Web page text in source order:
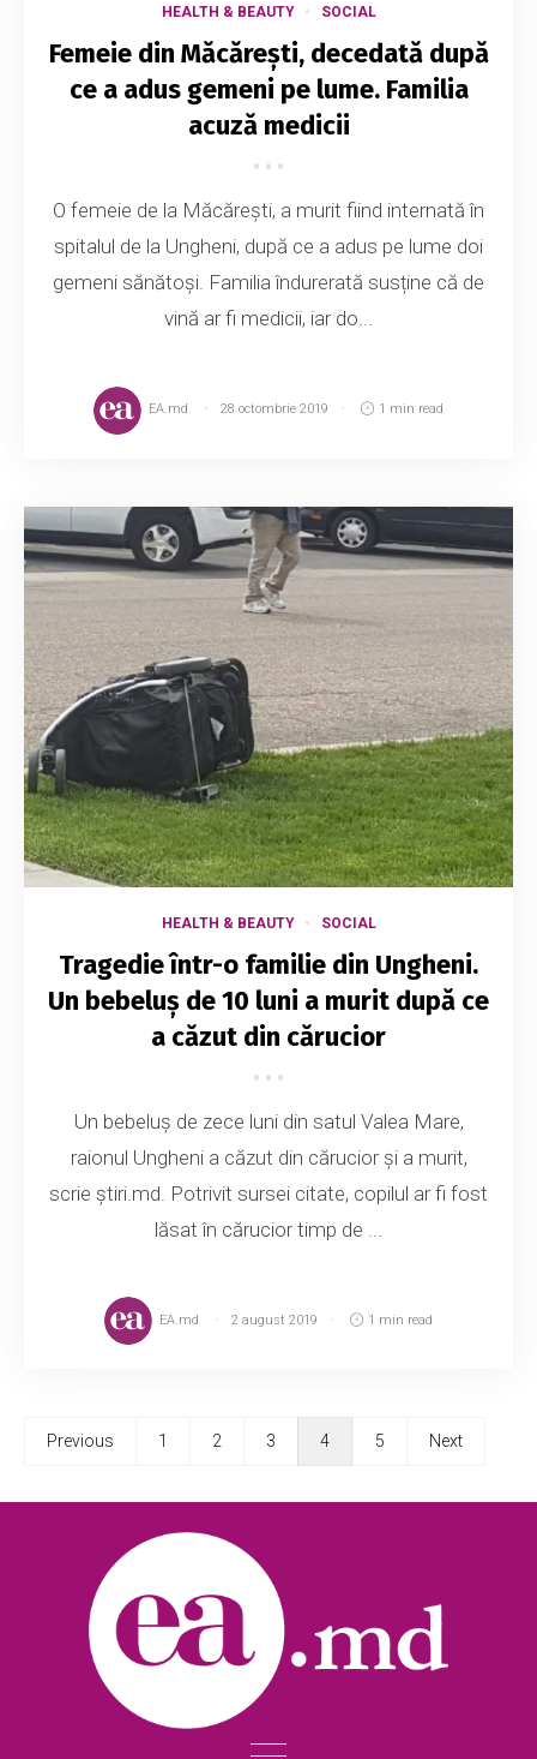
HEALTH & BEAUTY SOCIAL
Femeie din Măcărești, decedată după
ce a adus gemeni pe lume. Familia
acuză medicii
O femeie de la Măcărești, a murit fiind internată în
spitalul de la Ungheni, după ce a adus pe lume doi
gemeni sănătoși. Familia îndurerată susține că de
vină ar fi medicii, iar do...
EA.md 28 octombrie 2019 1 min read
HEALTH & BEAUTY SOCIAL
Tragedie într-o familie din Ungheni.
Un bebeluș de 10 luni a murit după ce
a căzut din cărucior
Un bebeluș de zece luni din satul Valea Mare,
raionul Ungheni a căzut din cărucior și a murit,
scrie știri.md. Potrivit sursei citate, copilul ar fi fost
lăsat în cărucior timp de ...
EA.md 2 august 2019 1 min read
Previous 1 2 3 4 5 Next